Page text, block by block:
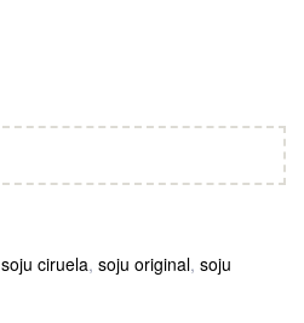
soju ciruela, soju original, soju